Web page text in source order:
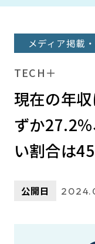
メディア掲載
TECH＋
現在の年
ずか
い割合は
公開日